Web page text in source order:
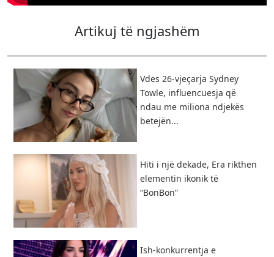
Artikuj të ngjashëm
Vdes 26-vjeçarja Sydney
Towle, influencuesja që
ndau me miliona ndjekës
betejën...
Hiti i një dekade, Era rikthen
elementin ikonik të
“BonBon”
Ish-konkurrentja e